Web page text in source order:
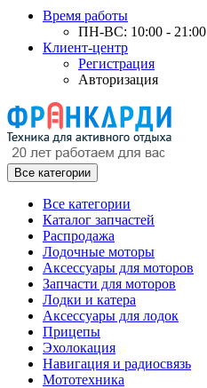
Время работы
ПН-ВС: 10:00 - 21:00
Клиент-центр
Регистрация
Авторизация
Все категории
Все категории
Каталог запчастей
Распродажа
Лодочные моторы
Аксессуары для моторов
Запчасти для моторов
Лодки и катера
Аксессуары для лодок
Прицепы
Эхолокация
Навигация и радиосвязь
Мототехника